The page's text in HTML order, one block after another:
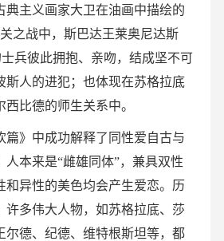
典主义画家大卫在油画中描绘的
之战中，斯巴达王莱奥尼达斯
士兵彼此拥抱、亲吻，结成坚不可
斯人的进犯；也体现在苏格拉底
比德的师生关系中。
篇》中成功解释了同性爱自古与
人本来是“雌雄同体”，兼具双性
和异性的美色均会产生爱恋。历
许多伟大人物，如苏格拉底、莎
尔德、纪德、维特根斯坦等，都